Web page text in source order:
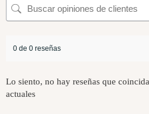
0 de 0 reseñas
Lo siento, no hay reseñas que
actuales